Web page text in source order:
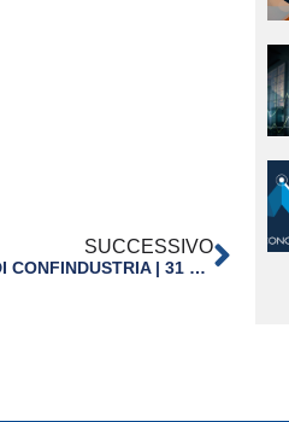
SUCCESSIVO
INDAGINE RAPIDA CENTRO STUDI CONFINDUSTRIA | 31 MARZO 2026